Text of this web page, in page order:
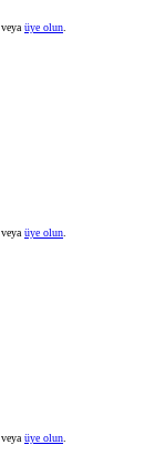
veya üye olun
veya üye olun
veya üye olun